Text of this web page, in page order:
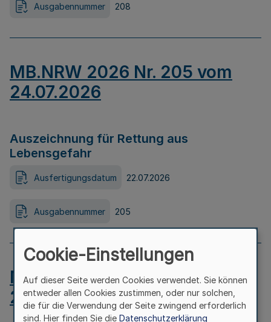
Ausgabennummer 208
MB.NRW 2026 Nr. 205 vom
24.07.2026
Auszeichnung für Rettung aus
Lebensgefahr
Ausfertigungsdatum 22.07.2026
Ausgabennummer 205
MB.NRW 2026 Nr. 204 vom
24.07.2026
Cookie-Einstellungen
Auf dieser Seite werden Cookies verwendet. Sie können
entweder allen Cookies zustimmen, oder nur solchen,
die für die Verwendung der Seite zwingend erforderlich
sind. Hier finden Sie die Datenschutzerklärung